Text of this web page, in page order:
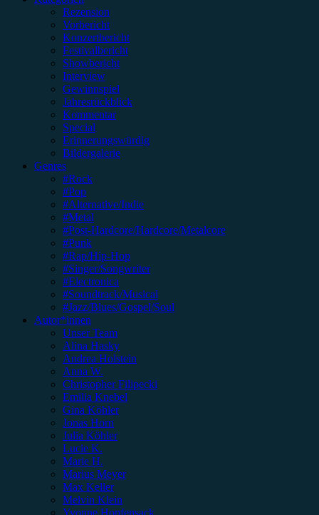
Rezension
Vorbericht
Konzertbericht
Festivalbericht
Showbericht
Interview
Gewinnspiel
Jahresrückblick
Kommentar
Special
Erinnerungswürdig
Bildergalerie
Genres
#Rock
#Pop
#Alternative/Indie
#Metal
#Post-Hardcore/Hardcore/Metalcore
#Punk
#Rap/Hip-Hop
#Singer/Songwriter
#Electronica
#Soundtrack/Musical
#Jazz/Blues/Gospel/Soul
Autor*innen
Unser Team
Alina Hasky
Andrea Holstein
Anna W.
Christopher Filipecki
Emilia Knebel
Gina Köhler
Jonas Horn
Julia Köhler
Lucie K.
Marie H.
Marius Meyer
Max Keller
Melvin Klein
Yvonne Hopfensack